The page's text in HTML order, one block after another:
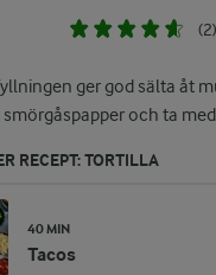
(2)
ger god sälta åt
och ta
RECEPT: TORTILLA
40 MIN
Tacos